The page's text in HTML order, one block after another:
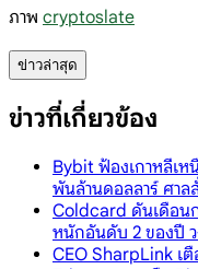
ภาพ cryptoslate
ข่าวล่าสุด
ข่าวที่เกี่ยวข้อง
Bybit ฟ้องเกาหลีเ
พันล้านดอลลาร์ ศาล
Coldcard ดันเดือน
หนักอันดับ 2 ของปี
CEO SharpLink เ